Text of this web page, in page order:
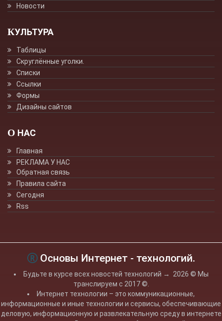
Новости
КУЛЬТУРА
Таблицы
Скруглённые уголки.
Списки
Ссылки
Формы
Дизайны сайтов
О НАС
Главная
РЕКЛАМА У НАС
Обратная связь
Правила сайта
Сегодня
Rss
Основы Интернет - технологий.
Будьте в курсе всех новостей технологий → 2026 © Мы
транслируем с 2017 ©.
Интернет технологии – это коммуникационные,
информационные и иные технологии и сервисы, обеспечивающие
деловую, информационную и развлекательную среду в интернете